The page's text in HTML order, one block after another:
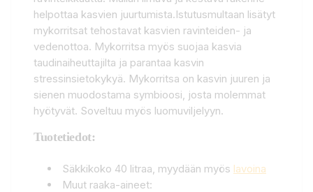
helpottaa kasvien juurtumista.Istutusmultaan lisätyt
mykorritsat tehostavat kasvien ravinteiden- ja
vedenottoa. Mykorritsa myös suojaa kasvia
taudinaiheuttajilta ja parantaa kasvin
stressinsietokykyä. Mykorritsa on kasvin juuren ja
sienen muodostama symbioosi, josta molemmat
hyötyvät. Soveltuu myös luomuviljelyyn.
Tuotetiedot:
Säkkikoko 40 litraa, myydään myös lavoina
Muut raaka-aineet: